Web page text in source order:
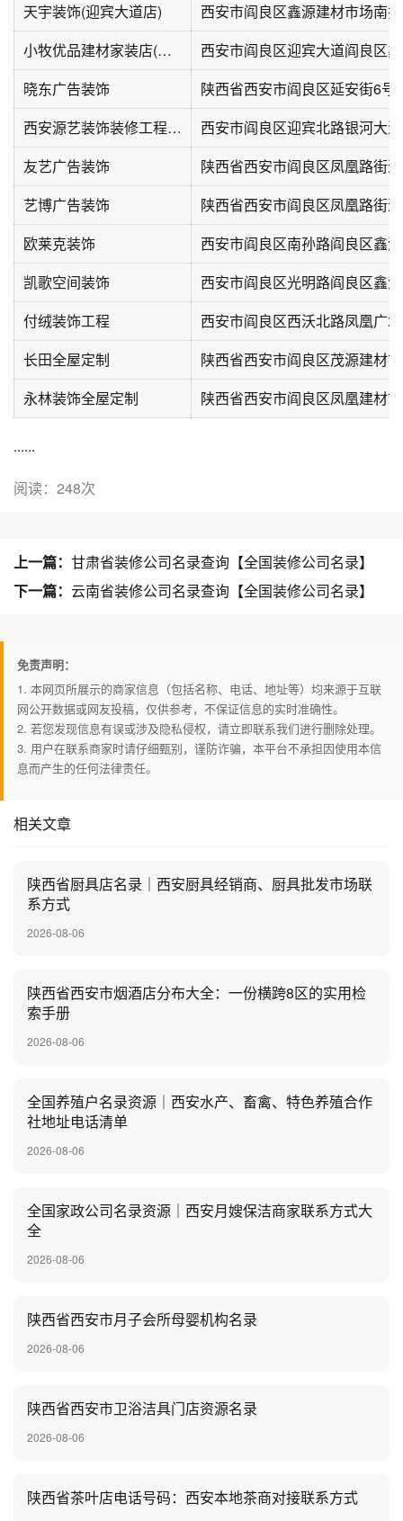
天宇装饰(迎宾大道店)
西安市阎良区鑫源建材市场南
小牧优品建材家装店(西安市阎良区鑫源建材市场店)
西安市阎良区迎宾大道阎良区
晓东广告装饰
陕西省西安市阎良区延安街6号
西安源艺装饰装修工程有限公司
友艺广告装饰
陕西省西安市阎良区凤凰路街
艺博广告装饰
欧莱克装饰
西安市阎良区南孙路阎良区鑫
凯歌空间装饰
西安市阎良区光明路阎良区鑫
付绒装饰工程
西安市阎良区西沃北路凤凰广
长田全屋定制
陕西省西安市阎良区茂源建材
永林装饰全屋定制
陕西省西安市阎良区凤凰建材
......
阅读：248次
上一篇： 甘肃省装修公司名录查询【全国装修公司名录】
下一篇： 云南省装修公司名录查询【全国装修公司名录】
免责声明：
1. 本网页所展示的商家信息（包括名称、电话、地址等）均来源于互联
网公开数据或网友投稿，仅供参考，不保证信息的实时准确性。
2. 若您发现信息有误或涉及隐私侵权，请立即联系我们进行删除处理。
3. 用户在联系商家时请仔细甄别，谨防诈骗，本平台不承担因使用本信
息而产生的任何法律责任。
相关文章
陕西省厨具店名录｜西安厨具经销商、厨具批发市场联
系方式
2026-08-06
陕西省西安市烟酒店分布大全：一份横跨8区的实用检
索手册
2026-08-06
全国养殖户名录资源｜西安水产、畜禽、特色养殖合作
社地址电话清单
2026-08-06
全国家政公司名录资源｜西安月嫂保洁商家联系方式大
全
2026-08-06
陕西省西安市月子会所母婴机构名录
2026-08-06
陕西省西安市卫浴洁具门店资源名录
2026-08-06
陕西省茶叶店电话号码：西安本地茶商对接联系方式